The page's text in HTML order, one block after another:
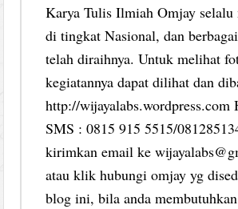
Karya Tulis Ilmiah Omjay selalu
di tingkat Nasional, dan
telah diraihnya. Untuk melihat
kegiatannya dapat dilihat dan
http://wijayalabs.wordpress.com
SMS : 0815 915 5515/
kirimkan email ke
atau klik hubungi omjay yg
blog ini, bila anda